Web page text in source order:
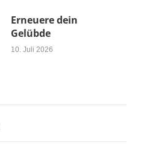
Erneuere dein
Gelübde
10. Juli 2026